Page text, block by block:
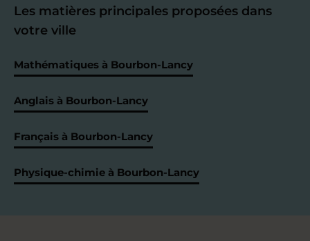
Les matières principales proposées dans
votre ville
Mathématiques à Bourbon-Lancy
Anglais à Bourbon-Lancy
Français à Bourbon-Lancy
Physique-chimie à Bourbon-Lancy